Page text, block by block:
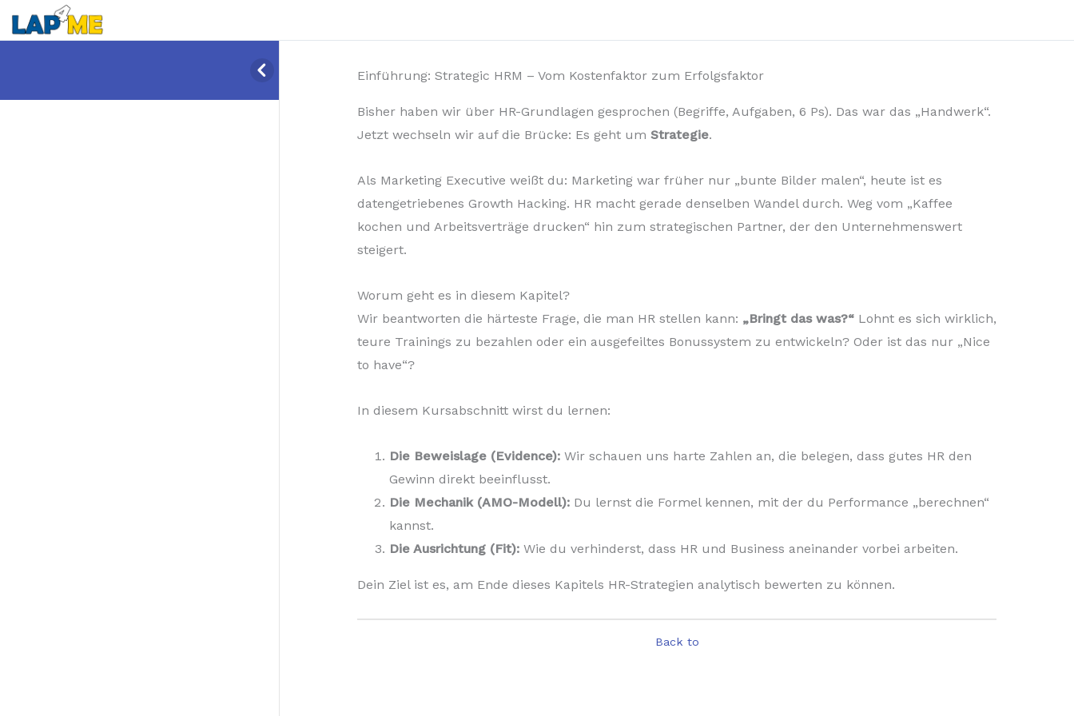
Einführung: Strategic HRM – Vom Kostenfaktor zum Erfolgsfaktor
Bisher haben wir über HR-Grundlagen gesprochen (Begriffe, Aufgaben, 6 Ps). Das war das „Handwerk“.
Jetzt wechseln wir auf die Brücke: Es geht um Strategie.
Als Marketing Executive weißt du: Marketing war früher nur „bunte Bilder malen“, heute ist es
datengetriebenes Growth Hacking. HR macht gerade denselben Wandel durch. Weg vom „Kaffee
kochen und Arbeitsverträge drucken“ hin zum strategischen Partner, der den Unternehmenswert
steigert.
Worum geht es in diesem Kapitel?
Wir beantworten die härteste Frage, die man HR stellen kann: „Bringt das was?“ Lohnt es sich wirklich,
teure Trainings zu bezahlen oder ein ausgefeiltes Bonussystem zu entwickeln? Oder ist das nur „Nice
to have“?
In diesem Kursabschnitt wirst du lernen:
Die Beweislage (Evidence): Wir schauen uns harte Zahlen an, die belegen, dass gutes HR den
Gewinn direkt beeinflusst.
Die Mechanik (AMO-Modell): Du lernst die Formel kennen, mit der du Performance „berechnen“
kannst.
Die Ausrichtung (Fit): Wie du verhinderst, dass HR und Business aneinander vorbei arbeiten.
Dein Ziel ist es, am Ende dieses Kapitels HR-Strategien analytisch bewerten zu können.
Back to